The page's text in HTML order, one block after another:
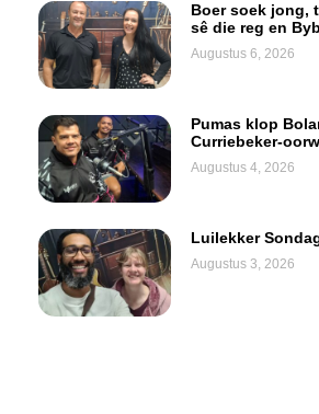
Boer soek jong,
sê die reg en
Augustus 6, 2026
Pumas klop
Curriebeker-
Augustus 4, 2026
Luilekker
Augustus 3, 2026